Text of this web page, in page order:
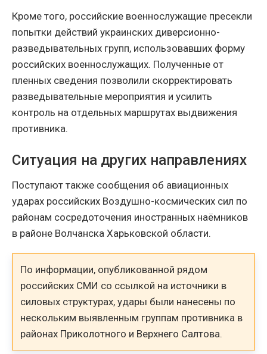
Кроме того, российские военнослужащие пресекли
попытки действий украинских диверсионно-
разведывательных групп, использовавших форму
российских военнослужащих. Полученные от
пленных сведения позволили скорректировать
разведывательные мероприятия и усилить
контроль на отдельных маршрутах выдвижения
противника.
Ситуация на других направлениях
Поступают также сообщения об авиационных
ударах российских Воздушно-космических сил по
районам сосредоточения иностранных наёмников
в районе Волчанска Харьковской области.
По информации, опубликованной рядом
российских СМИ со ссылкой на источники в
силовых структурах, удары были нанесены по
нескольким выявленным группам противника в
районах Приколотного и Верхнего Салтова.